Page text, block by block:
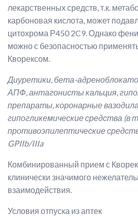
лекарственных средств, т.к.
карбоновая кислота, может
цитохрома Р450 2C9. Однако
можно с безопасностью
Кворексом.
Диуретики, бета-
АПФ, антагонисты кальция,
препараты, коронарные
гипогликемические средства (в
противоэпилептические
GPIIb/IIIa
Комбинированный прием с
клинически значимого
взаимодействия.
Условия отпуска из аптек